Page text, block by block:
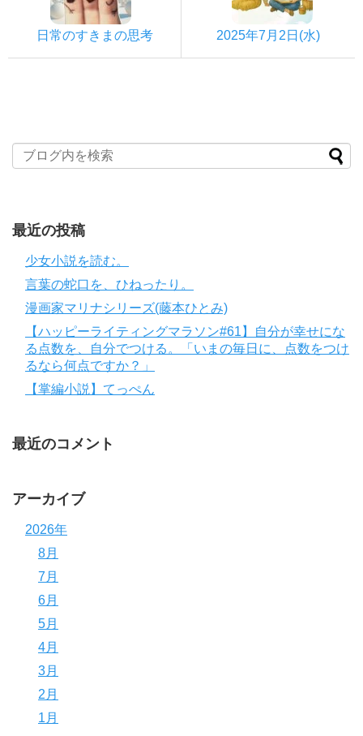
日常のすきまの思考 2025年7月2日(水)
最近の投稿
少女小説を読む。
言葉の蛇口を、ひねったり。
漫画家マリナシリーズ(藤本ひとみ)
【ハッピーライティングマラソン#61】自分が幸せにな
る点数を、自分でつける。「いまの毎日に、点数をつけ
るなら何点ですか？」
【掌編小説】てっぺん
最近のコメント
アーカイブ
2026年
8月
7月
6月
5月
4月
3月
2月
1月